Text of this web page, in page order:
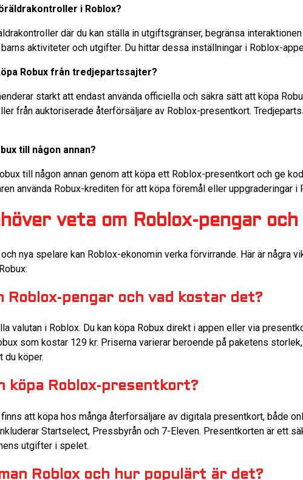
i Roblox?
där du kan ställa in utgiftsgränser, begränsa
aktiviteter och utgifter. Du hittar dessa inställningar i Roblox-
Robux från tredjepartssajter?
starkt att endast använda officiella och säkra sätt att köpa
från auktoriserade återförsäljare av Roblox-presentkort.
till någon annan?
till någon annan genom att köpa ett Roblox-presentkort och ge
använda Robux-krediten för att köpa föremål eller uppgraderingar i
veta om Roblox-pengar och
nya spelare kan Roblox-ekonomin verka förvirrande. Här är några
Roblox-pengar och vad kostar det?
valutan i Roblox. Du kan köpa Robux direkt i appen eller via
som kostar 129 kr. Priserna varierar beroende på paketens
du köper.
köpa Roblox-presentkort?
att köpa hos många återförsäljare av digitala presentkort, både
Startselect, Pressbyrån och 7-Eleven. Presentkorten är ett
utgifter i spelet.
Roblox och hur populärt är det?